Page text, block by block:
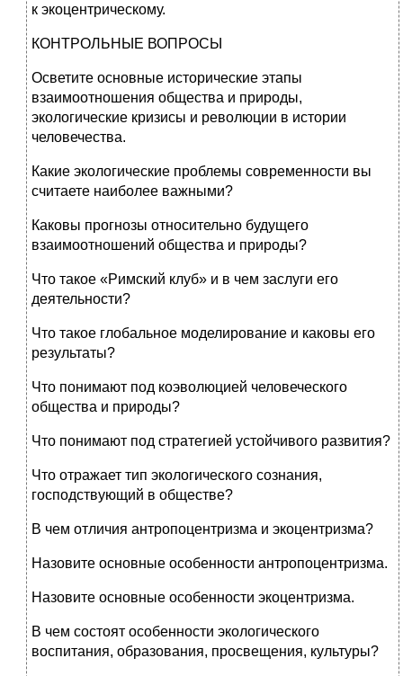
к экоцентрическому.
КОНТРОЛЬНЫЕ ВОПРОСЫ
Осветите основные исторические этапы
взаимоотношения обще­ства и природы,
экологические кризисы и революции в истории
человечества.
Какие экологические проблемы современности вы
считаете наи­более важными?
Каковы прогнозы относительно будущего
взаимоотношений об­щества и природы?
Что такое «Римский клуб» и в чем заслуги его
деятельности?
Что такое глобальное моделирование и каковы его
результаты?
Что понимают под коэволюцией человеческого
общества и при­роды?
Что понимают под стратегией устойчивого развития?
Что отражает тип экологического сознания,
господствующий в обществе?
В чем отличия антропоцентризма и экоцентризма?
Назовите основные особенности антропоцентризма.
Назовите основные особенности экоцентризма.
В чем состоят особенности экологического
воспитания, образова­ния, просвещения, культуры?